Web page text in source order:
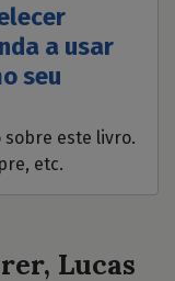
a usar
seu
sobre este livro.
etc.
Lucas